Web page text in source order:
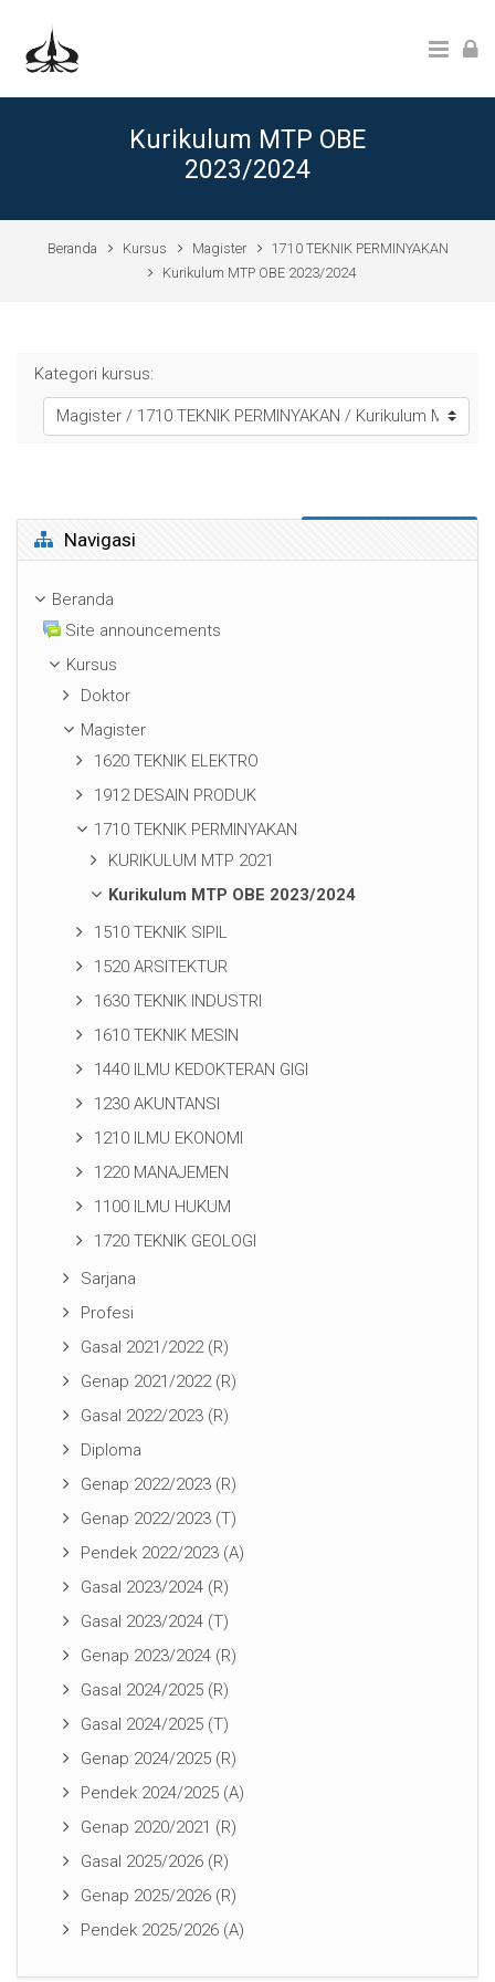
Kurikulum MTP OBE
2023/2024
Beranda Kursus Magister
1710 TEKNIK PERMINYAKAN
Kurikulum MTP OBE 2023/2024
Kategori kursus:
Abaikan Navigasi
Navigasi
Beranda
Site announcements
Kursus
Doktor
Magister
1620 TEKNIK ELEKTRO
1912 DESAIN PRODUK
1710 TEKNIK PERMINYAKAN
KURIKULUM MTP 2021
Kurikulum MTP OBE 2023/2024
1510 TEKNIK SIPIL
1520 ARSITEKTUR
1630 TEKNIK INDUSTRI
1610 TEKNIK MESIN
1440 ILMU KEDOKTERAN GIGI
1230 AKUNTANSI
1210 ILMU EKONOMI
1220 MANAJEMEN
1100 ILMU HUKUM
1720 TEKNIK GEOLOGI
Sarjana
Profesi
Gasal 2021/2022 (R)
Genap 2021/2022 (R)
Gasal 2022/2023 (R)
Diploma
Genap 2022/2023 (R)
Genap 2022/2023 (T)
Pendek 2022/2023 (A)
Gasal 2023/2024 (R)
Gasal 2023/2024 (T)
Genap 2023/2024 (R)
Gasal 2024/2025 (R)
Gasal 2024/2025 (T)
Genap 2024/2025 (R)
Pendek 2024/2025 (A)
Genap 2020/2021 (R)
Gasal 2025/2026 (R)
Genap 2025/2026 (R)
Pendek 2025/2026 (A)